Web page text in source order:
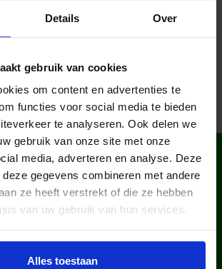
Details Over
gebruik van cookies
om content en advertenties te
functies voor social media te bieden
te analyseren. Ook delen we
gebruik van onze site met onze
media, adverteren en analyse. Deze
gegevens combineren met andere
ze heeft verstrekt of die ze hebben
van uw gebruik van hun services.
Alles toestaan
DAT IN